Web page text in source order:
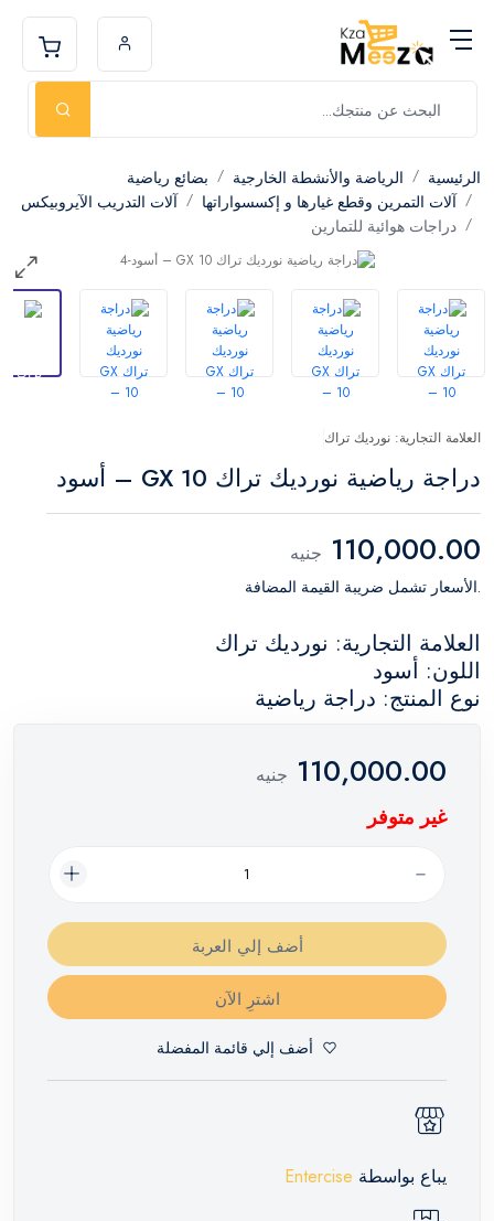
الرئيسية الرياضة والأنشطة الخارجية
بضائع رياضية
آلات التمرين وقطع غيارها و إكسسواراتها
آلات التدريب الآيروبيكس
دراجات هوائية للتمارين
العلامة التجارية: نورديك تراك
دراجة رياضية نورديك تراك GX 10 – أسود
110,000.00 جنيه
.الأسعار تشمل ضريبة القيمة المضافة
العلامة التجارية: نورديك تراك
اللون: أسود
نوع المنتج: دراجة رياضية
110,000.00 جنيه
غير متوفر
أضف إلي العربة
اشترِ الآن
أضف إلي قائمة المفضلة
يباع بواسطة Entercise